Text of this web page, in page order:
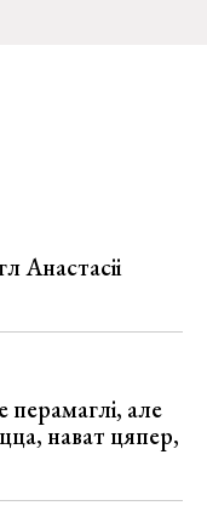
Анастасіі
але
нават цяпер,